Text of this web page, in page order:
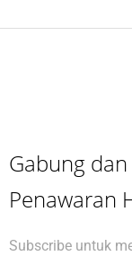
Gabung
Penawaran
Subscribe untuk